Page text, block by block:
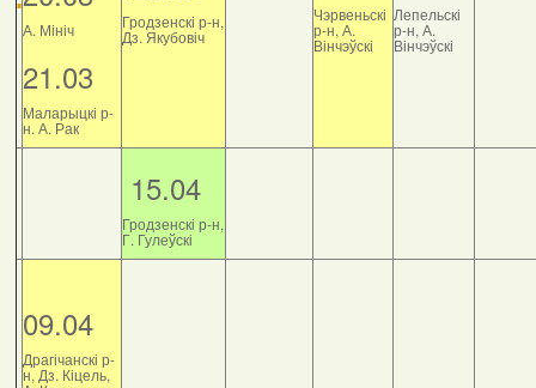
А. Мініч
21.03
Маларыцкі р-
н. А. Рак
Гродзенскі р-н,
Дз. Якубовіч
Чэрвеньскі
р-н, А.
Вінчэўскі
Лепельскі
р-н, А.
Вінчэўскі
15.04
Гродзенскі р-н,
Г. Гулеўскі
09.04
Драгічанскі р-
н, Дз. Кіцель,